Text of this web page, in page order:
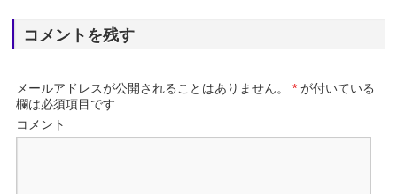
コメントを残す
メールアドレスが公開されることはありません。 * が付いている
欄は必須項目です
コメント